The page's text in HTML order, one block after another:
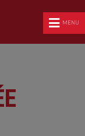
MENU